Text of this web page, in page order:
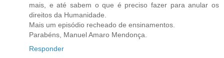
mais, e até sabem o que é preciso fazer para anular os
direitos da Humanidade.
Mais um episódio recheado de ensinamentos.
Parabéns, Manuel Amaro Mendonça.
Responder